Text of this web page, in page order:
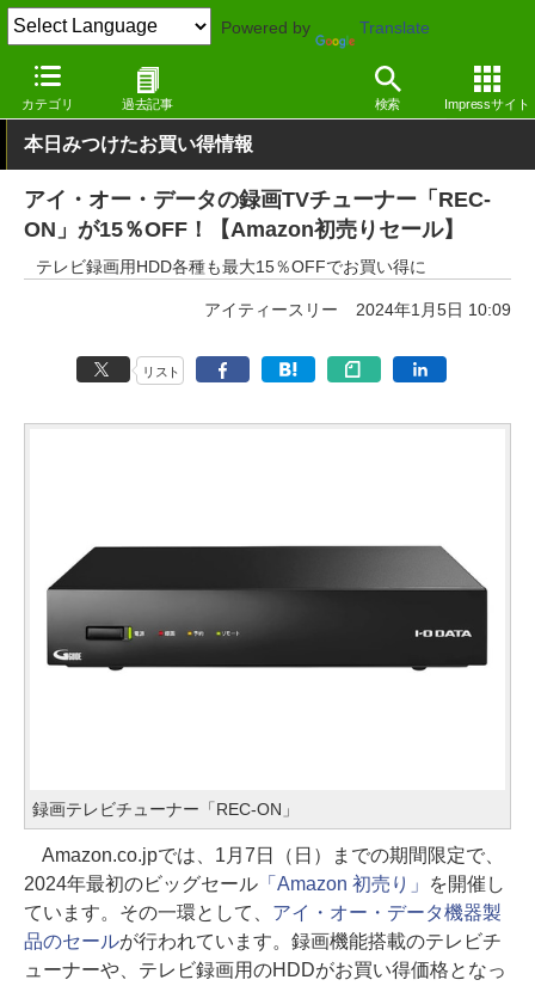
Powered by Translate
カテゴリ 過去記事 検索 Impressサイト
窓の杜 システム・ファイル その他
本日みつけたお買い得情報
アイ・オー・データの録画TVチューナー「REC-
ON」が15％OFF！【Amazon初売りセール】
テレビ録画用HDD各種も最大15％OFFでお買い得に
アイティースリー 2024年1月5日 10:09
リスト
録画テレビチューナー「REC-ON」
Amazon.co.jpでは、1月7日（日）までの期間限定で、
2024年最初のビッグセール「Amazon 初売り」
を開催し
ています。その一環として、 アイ・オー・データ機器製
品のセールが行われています。録画機能搭載のテレビチ
ューナーや、テレビ録画用のHDDがお買い得価格となっ